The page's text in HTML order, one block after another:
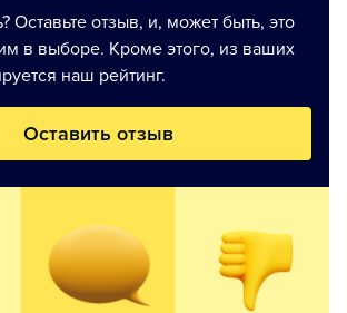
Оставьте отзыв, и, может быть, это
в выборе. Кроме этого, из ваших
наш рейтинг.
Оставить отзыв